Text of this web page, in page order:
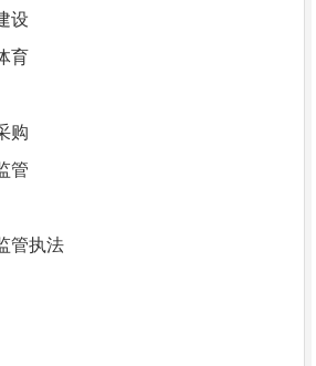
设
育
购
管
管执法